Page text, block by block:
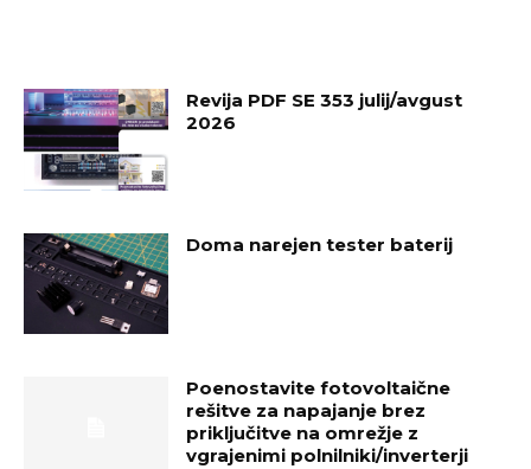
Revija PDF SE 353 julij/avgust
2026
Doma narejen tester baterij
Poenostavite fotovoltaične
rešitve za napajanje brez
priključitve na omrežje z
vgrajenimi polnilniki/inverterji